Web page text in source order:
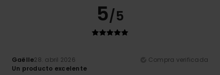
5/5
Gaëlle28. abril 2026
Compra verificada
Un producto excelente